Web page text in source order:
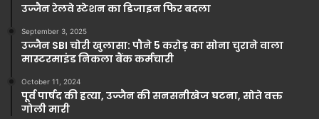
उज्जैन रेलवे स्टेशन का डिजाइन फिर बदला
September 3, 2025
उज्जैन SBI चोरी खुलासा: पौने 5 करोड़ का सोना चुराने वाला
मास्टरमाइंड निकला बैंक कर्मचारी
October 11, 2024
पूर्व पार्षद की हत्या, उज्जैन की सनसनीखेज घटना, सोते वक्त
गोली मारी